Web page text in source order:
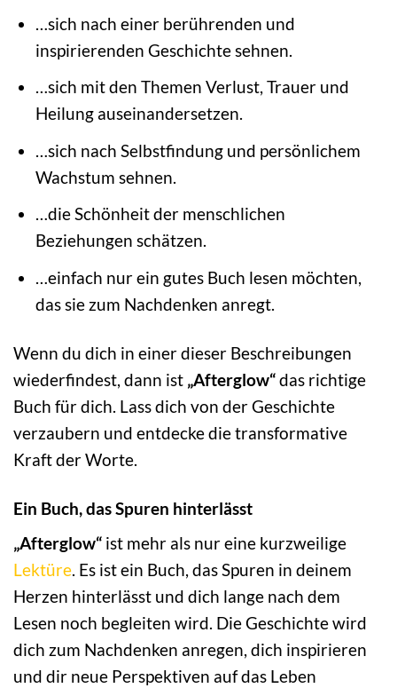
…sich nach einer berührenden und
inspirierenden Geschichte sehnen.
…sich mit den Themen Verlust, Trauer und
Heilung auseinandersetzen.
…sich nach Selbstfindung und persönlichem
Wachstum sehnen.
…die Schönheit der menschlichen
Beziehungen schätzen.
…einfach nur ein gutes Buch lesen möchten,
das sie zum Nachdenken anregt.
Wenn du dich in einer dieser Beschreibungen
wiederfindest, dann ist „Afterglow“das richtige
Buch für dich. Lass dich von der Geschichte
verzaubern und entdecke die transformative
Kraft der Worte.
Ein Buch, das Spuren hinterlässt
„Afterglow“ ist mehr als nur eine kurzweilige
Lektüre. Es ist ein Buch, das Spuren in deinem
Herzen hinterlässt und dich lange nach dem
Lesen noch begleiten wird. Die Geschichte wird
dich zum Nachdenken anregen, dich inspirieren
und dir neue Perspektiven auf das Leben